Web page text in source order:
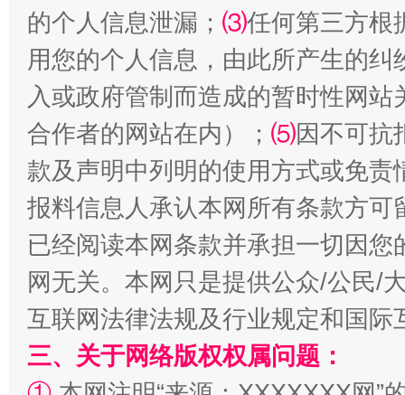
揭批美国五大"原罪" "炒
的个人信息泄漏； ⑶任何第三方根
用您的个人信息，由此所产生的纠
入或政府管制而造成的暂时性网
合作者的网站在内）； ⑸因不可抗
款及声明中列明的使用方式或免责
报料信息人承认本网所有条款方
已经阅读本网条款并承担一切因
网无关。本网只是提供公众/公民/
互联网法律法规及行业规定和国
三、关于网络版权权属问题：